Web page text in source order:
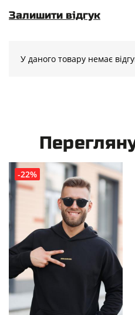
Залишити відгук
У даного товару немає
-22%